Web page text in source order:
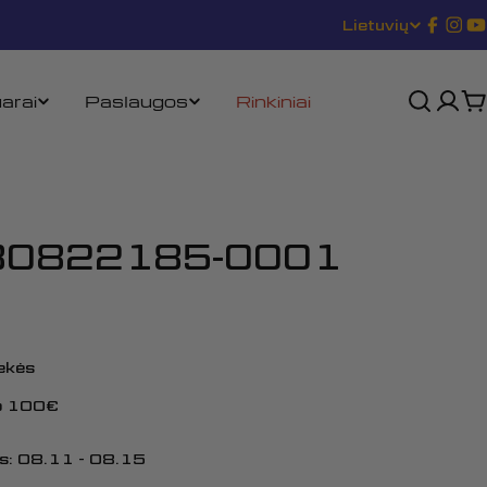
K
Lietuvių
Paslaugos Rinkiniai
0001
100€
08.11 - 08.15